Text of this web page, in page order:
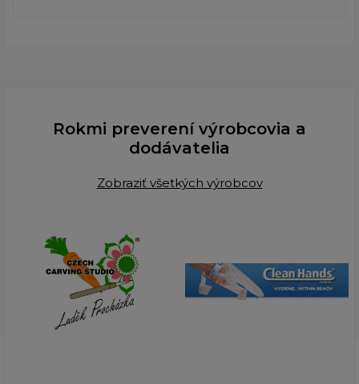
Rokmi preverení výrobcovia a
dodávatelia
Zobraziť všetkých výrobcov